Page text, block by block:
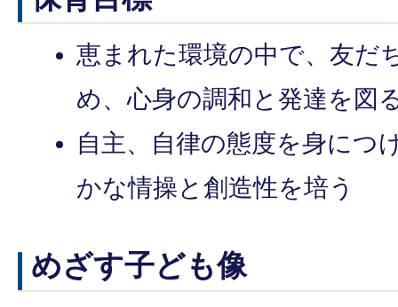
恵まれた環境の中で、友だ
め、心身の調和と発達を図
自主、自律の態度を身につ
かな情操と創造性を培う
めざす子ども像